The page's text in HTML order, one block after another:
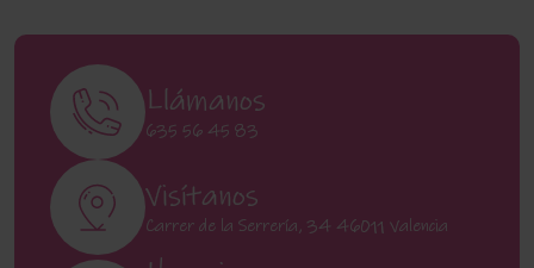
Llámanos
635 56 45 83
Visítanos
Carrer de la Serrería, 34 46011 Valencia